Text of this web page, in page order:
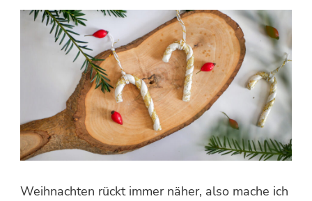
Weihnachten rückt immer näher, also mache ich